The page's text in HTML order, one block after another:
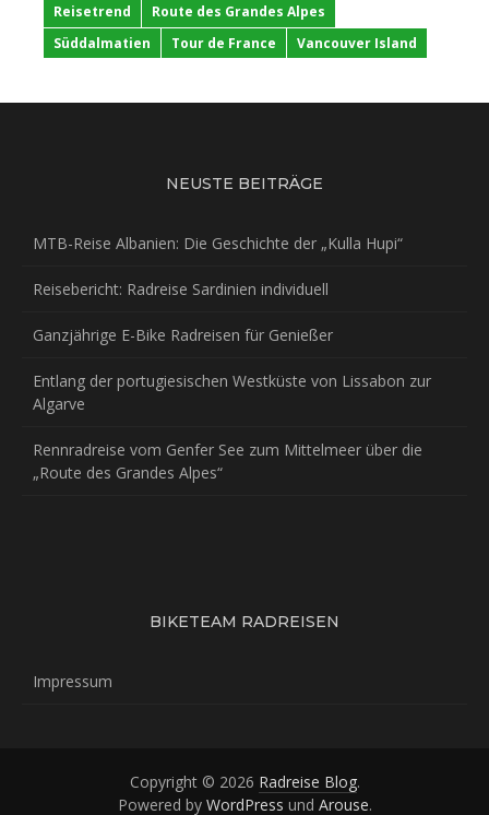
Reisetrend
Route des Grandes Alpes
Süddalmatien
Tour de France Vancouver Island
NEUSTE BEITRÄGE
MTB-Reise Albanien: Die Geschichte der „Kulla Hupi“
Reisebericht: Radreise Sardinien individuell
Ganzjährige E-Bike Radreisen für Genießer
Entlang der portugiesischen Westküste von Lissabon zur
Algarve
Rennradreise vom Genfer See zum Mittelmeer über die
„Route des Grandes Alpes“
BIKETEAM RADREISEN
Impressum
Copyright © 2026 Radreise Blog.
Powered by WordPress und Arouse.